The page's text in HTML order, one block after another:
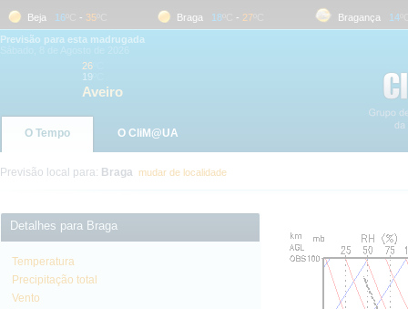
Beja 16 ºC- 35 ºC Braga 18 ºC- 27 ºC Bragança 14 ºC-
Previsão para esta madrugada
26
19
Aveiro
O Tempo O CliM@UA
Previsão local para: Braga mudar de localidade
Detalhes para Braga
Temperatura
Precipitação total
Vento